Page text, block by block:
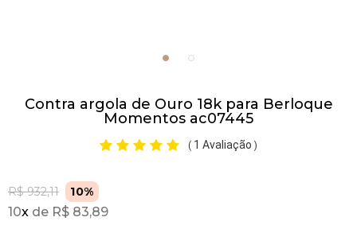
Contra argola de Ouro 18k para Berloque
Momentos ac07445
( 1 Avaliação )
R$ 932,11 10%
10x R$ 83,89
Pedras Preciosas
OFERTAS